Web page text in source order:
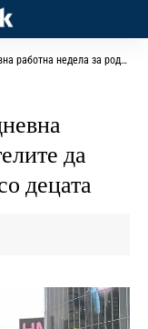
да минуваат повеќе време со децата
да
децата